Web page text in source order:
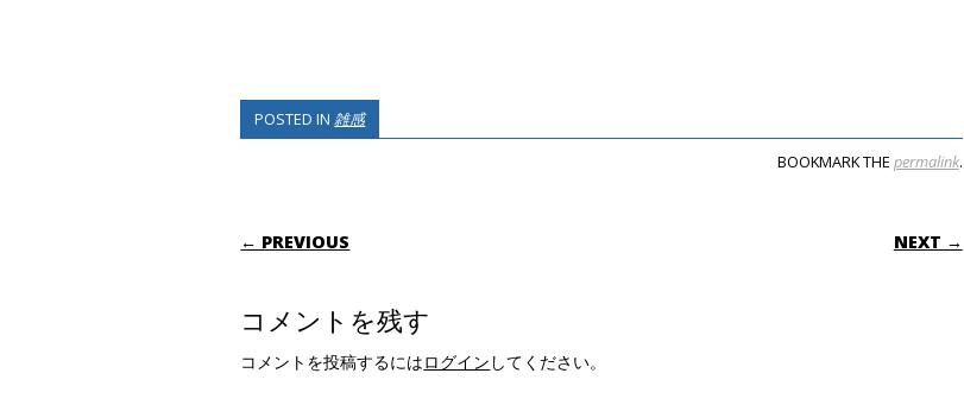
POSTED IN雑感
BOOKMARK THE permalink.
POST NAVIGATION
← PREVIOUS NEXT →
コメントを残す
コメントを投稿するにはログイン してください。